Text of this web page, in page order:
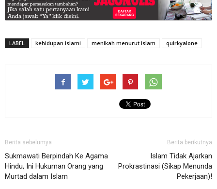
LABEL kehidupan islami menikah menurut islam quirkyalone
Berita sebelumya
Sukmawati Berpindah Ke Agama
Hindu, Ini Hukuman Orang yang
Murtad dalam Islam
Berita berikutnya
Islam Tidak Ajarkan
Prokrastinasi (Sikap Menunda
Pekerjaan)!